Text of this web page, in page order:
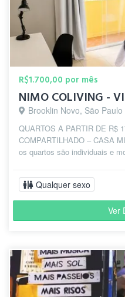
R$1.700,00 por mês
NIMO COLIVING -
Brooklin Novo, São Paulo
QUARTOS A PARTIR DE R$
COMPARTILHADO – CASA
os quartos são individuais e
Qualquer sexo
Ver